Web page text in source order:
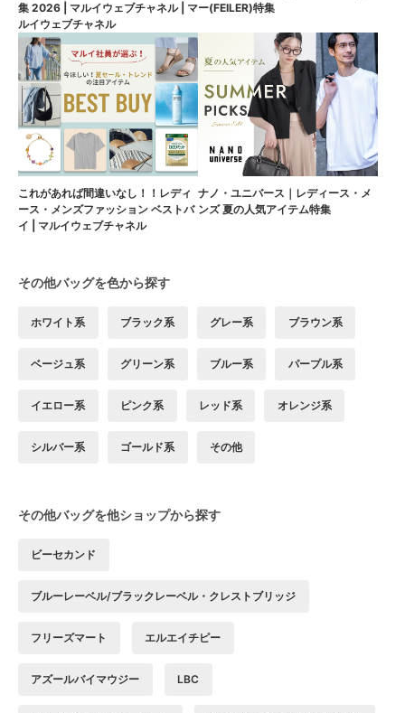
集 2026 | マルイウェブチャネル | マ
ルイウェブチャネル
ー(FEILER)特集
これがあれば間違いなし！！レディ
ース・メンズファッション ベストバ
イ | マルイウェブチャネル
ナノ・ユニバース｜レディース・メ
ンズ 夏の人気アイテム特集
その他バッグを色から探す
ホワイト系 ブラック系 グレー系 ブラウン系
ベージュ系 グリーン系 ブルー系 パープル系
イエロー系 ピンク系 レッド系 オレンジ系
シルバー系 ゴールド系 その他
その他バッグを他ショップから探す
ビーセカンド
ブルーレーベル/ブラックレーベル・クレストブリッジ
フリーズマート エルエイチピー
アズールバイマウジー LBC